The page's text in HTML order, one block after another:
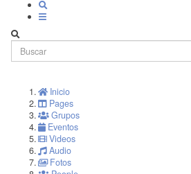
Inicio
Pages
Grupos
Eventos
Videos
Audio
Fotos